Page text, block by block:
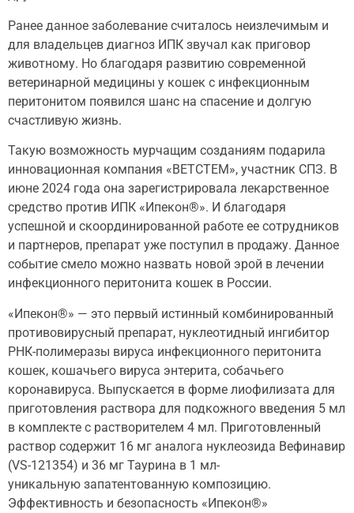
Ранее данное заболевание считалось неизлечимым и
для владельцев диагноз ИПК звучал как приговор
животному. Но благодаря развитию современной
ветеринарной медицины у кошек с инфекционным
перитонитом появился шанс на спасение и долгую
счастливую жизнь.
Такую возможность мурчащим созданиям подарила
инновационная компания «ВЕТСТЕМ», участник СПЗ. В
июне 2024 года она зарегистрировала лекарственное
средство против ИПК «Ипекон®». И благодаря
успешной и скоординированной работе ее сотрудников
и партнеров, препарат уже поступил в продажу. Данное
событие смело можно назвать новой эрой в лечении
инфекционного перитонита кошек в России.
«Ипекон®» — это первый истинный комбинированный
противовирусный препарат, нуклеотидный ингибитор
РНК-полимеразы вируса инфекционного перитонита
кошек, кошачьего вируса энтерита, собачьего
коронавируса. Выпускается в форме лиофилизата для
приготовления раствора для подкожного введения 5 мл
в комплекте с растворителем 4 мл. Приготовленный
раствор содержит 16 мг аналога нуклеозида Вефинавир
(VS-121354) и 36 мг Таурина в 1 мл-
уникальную запатентованную композицию.
Эффективность и безопасность «Ипекон®»